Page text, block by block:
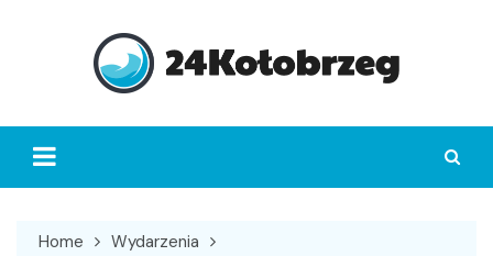
Home
Wydarzenia